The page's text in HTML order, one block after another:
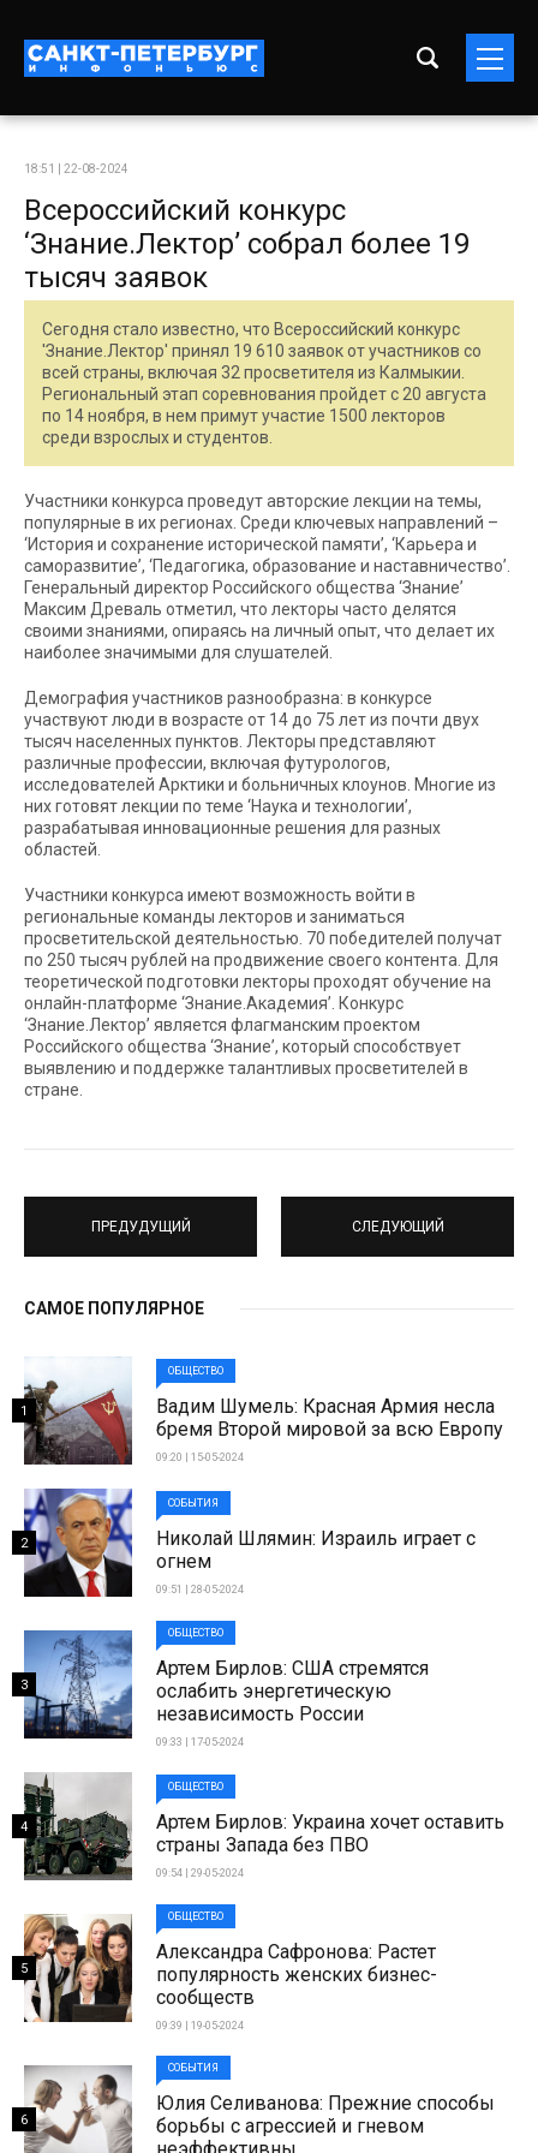
18:51 | 22-08-2024
Всероссийский конкурс
‘Знание.Лектор’ собрал более 19
тысяч заявок
Сегодня стало известно, что Всероссийский конкурс
'Знание.Лектор' принял 19 610 заявок от участников со
всей страны, включая 32 просветителя из Калмыкии.
Региональный этап соревнования пройдет с 20 августа
по 14 ноября, в нем примут участие 1500 лекторов
среди взрослых и студентов.
Участники конкурса проведут авторские лекции на темы,
популярные в их регионах. Среди ключевых направлений –
‘История и сохранение исторической памяти’, ‘Карьера и
саморазвитие’, ‘Педагогика, образование и наставничество’.
Генеральный директор Российского общества ‘Знание’
Максим Древаль отметил, что лекторы часто делятся
своими знаниями, опираясь на личный опыт, что делает их
наиболее значимыми для слушателей.
Демография участников разнообразна: в конкурсе
участвуют люди в возрасте от 14 до 75 лет из почти двух
тысяч населенных пунктов. Лекторы представляют
различные профессии, включая футурологов,
исследователей Арктики и больничных клоунов. Многие из
них готовят лекции по теме ‘Наука и технологии’,
разрабатывая инновационные решения для разных
областей.
Участники конкурса имеют возможность войти в
региональные команды лекторов и заниматься
просветительской деятельностью. 70 победителей получат
по 250 тысяч рублей на продвижение своего контента. Для
теоретической подготовки лекторы проходят обучение на
онлайн-платформе ‘Знание.Академия’. Конкурс
‘Знание.Лектор’ является флагманским проектом
Российского общества ‘Знание’, который способствует
выявлению и поддержке талантливых просветителей в
стране.
ПРЕДУДУЩИЙ СЛЕДУЮЩИЙ
САМОЕ ПОПУЛЯРНОЕ
ОБЩЕСТВО
Вадим Шумель: Красная Армия несла
бремя Второй мировой за всю Европу
09:20 | 15-05-2024
1
СОБЫТИЯ
Николай Шлямин: Израиль играет с
огнем
09:51 | 28-05-2024
2
ОБЩЕСТВО
Артем Бирлов: США стремятся
ослабить энергетическую
независимость России
09:33 | 17-05-2024
3
ОБЩЕСТВО
Артем Бирлов: Украина хочет оставить
страны Запада без ПВО
09:54 | 29-05-2024
4
ОБЩЕСТВО
Александра Сафронова: Растет
популярность женских бизнес-
сообществ
09:39 | 19-05-2024
5
СОБЫТИЯ
Юлия Селиванова: Прежние способы
борьбы с агрессией и гневом
6